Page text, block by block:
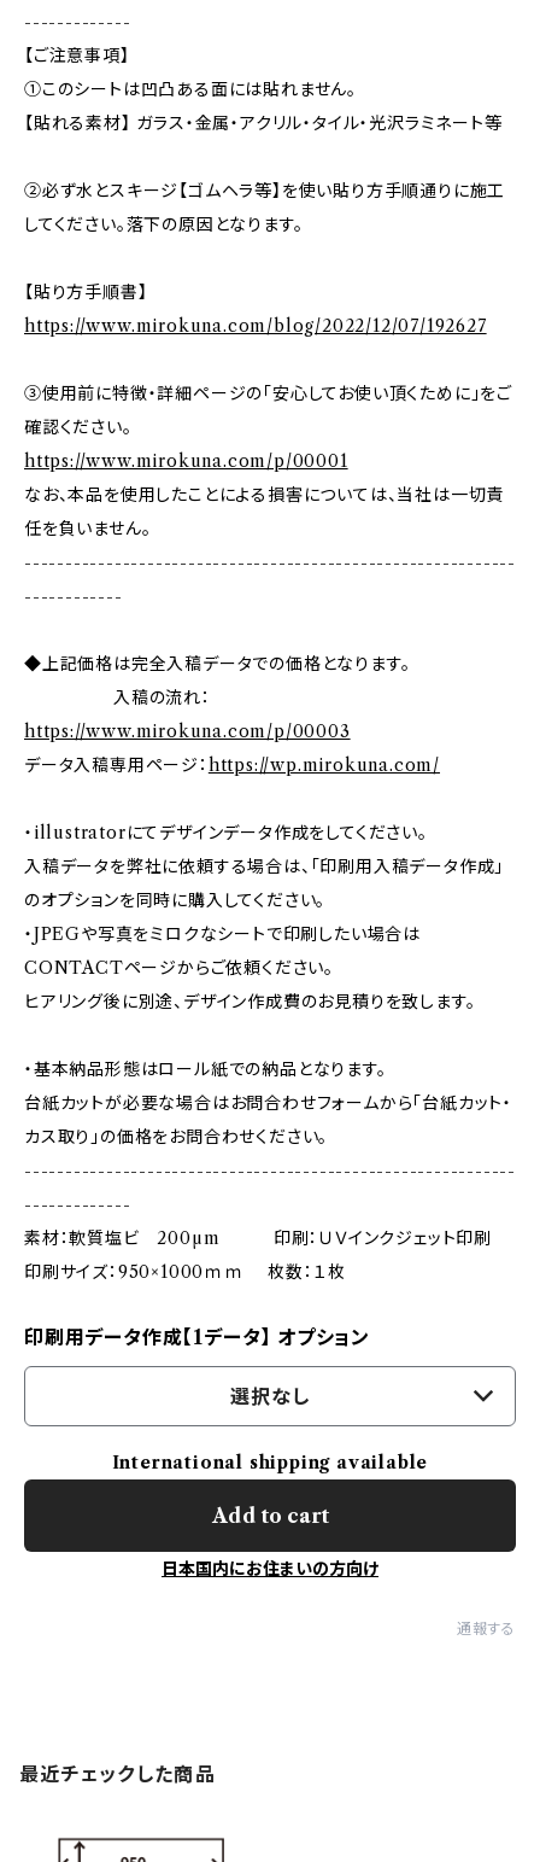
-------------
【ご注意事項】
①このシートは凹凸ある面には貼れません。
【貼れる素材】 ガラス・金属・アクリル・タイル・光沢ラミネート等
②必ず水とスキージ【ゴムヘラ等】を使い貼り方手順通りに施工
してください。落下の原因となります。
【貼り方手順書】
https://www.mirokuna.com/blog/2022/12/07/192627
③使用前に特徴・詳細ページの「安心してお使い頂くために」をご
確認ください。
https://www.mirokuna.com/p/00001
なお、本品を使用したことによる損害については、当社は一切責
任を負いません。
------------------------------------------------------------
------------
◆上記価格は完全入稿データでの価格となります。
入稿の流れ：
https://www.mirokuna.com/p/00003
データ入稿専用ページ： https://wp.mirokuna.com/
・illustratorにてデザインデータ作成をしてください。
入稿データを弊社に依頼する場合は、「印刷用入稿データ作成」
のオプションを同時に購入してください。
・JPEGや写真をミロクなシートで印刷したい場合は
CONTACTページからご依頼ください。
ヒアリング後に別途、デザイン作成費のお見積りを致します。
・基本納品形態はロール紙での納品となります。
台紙カットが必要な場合はお問合わせフォームから「台紙カット・
カス取り」の価格をお問合わせください。
------------------------------------------------------------
-------------
素材：軟質塩ビ 200µm 印刷：ＵＶインクジェット印刷
印刷サイズ：950×1000ｍｍ 枚数：１枚
印刷用データ作成【1データ】 オプション
選択なし
International shipping available
Add to cart
日本国内にお住まいの方向け
通報する
最近チェックした商品